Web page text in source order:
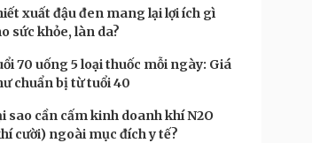
Đọc truyện đêm khuya
Cửa sổ tình yêu
Hạt giống tâm hồn
xuất đậu đen mang lại lợi ích gì
sức khỏe, làn da?
70 uống 5 loại thuốc mỗi ngày: Giá
chuẩn bị từ tuổi 40
sao cần cấm kinh doanh khí N2O
cười) ngoài mục đích y tế?